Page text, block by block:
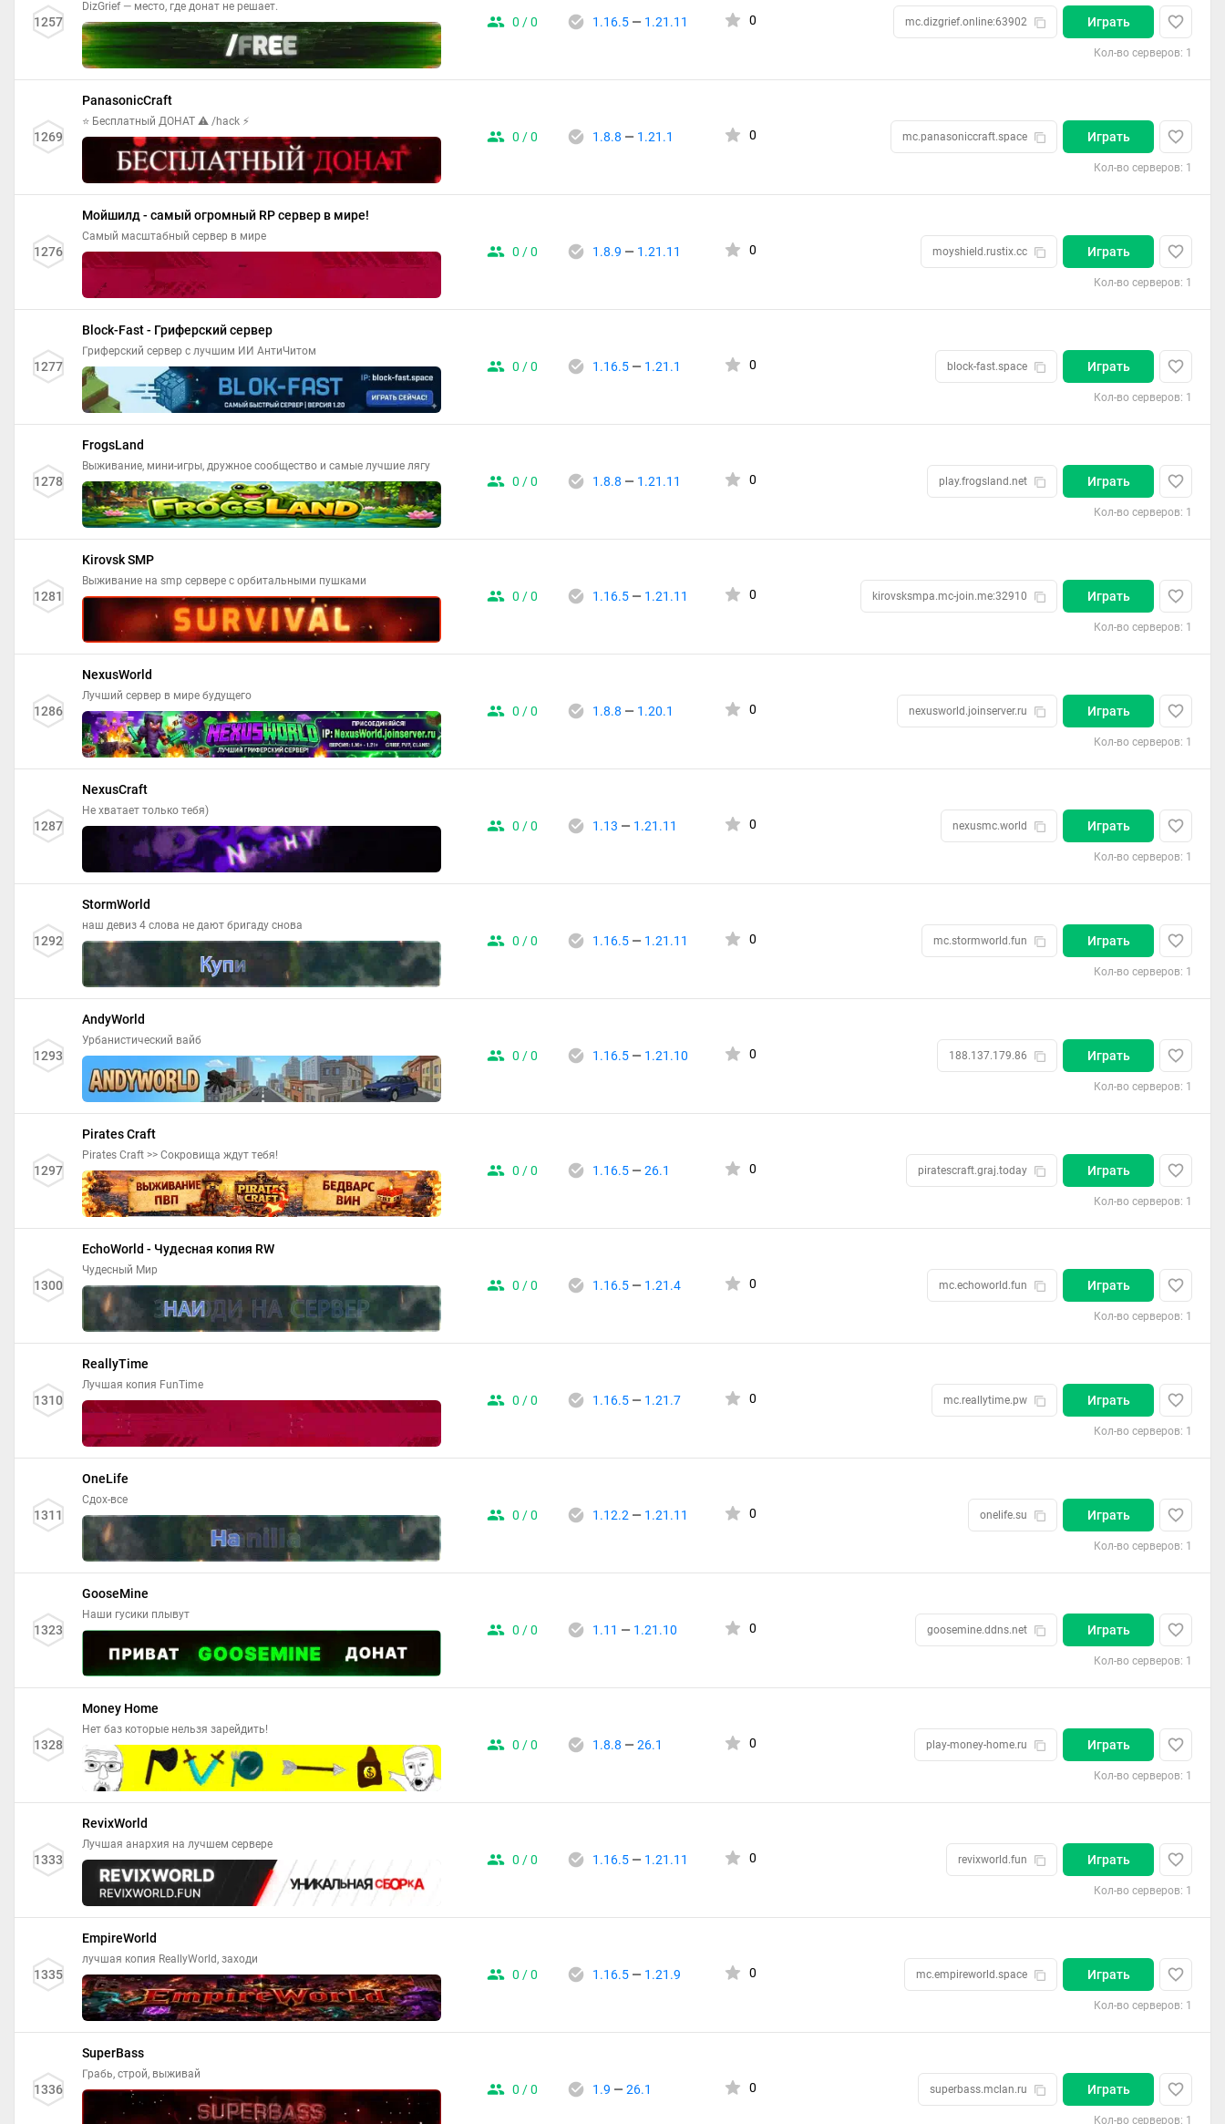
1257
DizGrief — место, где донат не решает.
0 / 0 1.16.5 — 1.21.11 0 mc.dizgrief.online:63902 Играть
Кол-во серверов: 1
1269
PanasonicCraft
⭐ Бесплатный ДОНАТ ⚠ /hack ⚡
0 / 0 1.8.8 — 1.21.1 0 mc.panasoniccraft.space Играть
Кол-во серверов: 1
1276
Мойшилд - самый огромный RP сервер в мире!
Самый масштабный сервер в мире
0 / 0 1.8.9 — 1.21.11 0 moyshield.rustix.cc Играть
Кол-во серверов: 1
1277
Block-Fast - Гриферский сервер
Гриферский сервер с лучшим ИИ АнтиЧитом
0 / 0 1.16.5 — 1.21.1 0 block-fast.space Играть
Кол-во серверов: 1
1278
FrogsLand
Выживание, мини-игры, дружное сообщество и самые лучшие лягу
0 / 0 1.8.8 — 1.21.11 0 play.frogsland.net Играть
Кол-во серверов: 1
1281
Kirovsk SMP
Выживание на smp сервере с орбитальными пушками
0 / 0 1.16.5 — 1.21.11 0 kirovsksmpa.mc-join.me:32910 Играть
Кол-во серверов: 1
1286
NexusWorld
Лучший сервер в мире будущего
0 / 0 1.8.8 — 1.20.1 0 nexusworld.joinserver.ru Играть
Кол-во серверов: 1
1287
NexusCraft
Не хватает только тебя)
0 / 0 1.13 — 1.21.11 0 nexusmc.world Играть
Кол-во серверов: 1
1292
StormWorld
наш девиз 4 слова не дают бригаду снова
0 / 0 1.16.5 — 1.21.11 0 mc.stormworld.fun Играть
Кол-во серверов: 1
1293
AndyWorld
Урбанистический вайб
0 / 0 1.16.5 — 1.21.10 0 188.137.179.86 Играть
Кол-во серверов: 1
1297
Pirates Craft
Pirates Craft >> Сокровища ждут тебя!
0 / 0 1.16.5 — 26.1 0 piratescraft.graj.today Играть
Кол-во серверов: 1
1300
EchoWorld - Чудесная копия RW
Чудесный Мир
0 / 0 1.16.5 — 1.21.4 0 mc.echoworld.fun Играть
Кол-во серверов: 1
1310
ReallyTime
Лучшая копия FunTime
0 / 0 1.16.5 — 1.21.7 0 mc.reallytime.pw Играть
Кол-во серверов: 1
1311
OneLife
Сдох-все
0 / 0 1.12.2 — 1.21.11 0 onelife.su Играть
Кол-во серверов: 1
1323
GooseMine
Наши гусики плывут
0 / 0 1.11 — 1.21.10 0 goosemine.ddns.net Играть
Кол-во серверов: 1
1328
Money Home
Нет баз которые нельзя зарейдить!
0 / 0 1.8.8 — 26.1 0 play-money-home.ru Играть
Кол-во серверов: 1
1333
RevixWorld
Лучшая анархия на лучшем сервере
0 / 0 1.16.5 — 1.21.11 0 revixworld.fun Играть
Кол-во серверов: 1
1335
EmpireWorld
лучшая копия ReallyWorld, заходи
0 / 0 1.16.5 — 1.21.9 0 mc.empireworld.space Играть
Кол-во серверов: 1
1336
SuperBass
Грабь, строй, выживай
0 / 0 1.9 — 26.1 0 superbass.mclan.ru Играть
Кол-во серверов: 1